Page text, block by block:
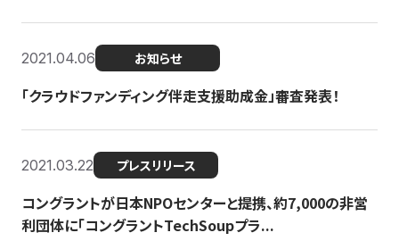
2021.04.06 お知らせ
「クラウドファンディング伴走支援助成金」審査発表！
2021.03.22 プレスリリース
コングラントが日本NPOセンターと提携、約7,000の非営
利団体に「コングラントTechSoupプラ...